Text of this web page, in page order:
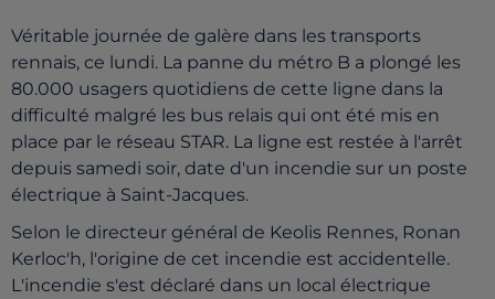
Véritable journée de galère dans les transports
rennais, ce lundi. La panne du métro B a plongé les
80.000 usagers quotidiens de cette ligne dans la
difficulté malgré les bus relais qui ont été mis en
place par le réseau STAR. La ligne est restée à l'arrêt
depuis samedi soir, date d'un incendie sur un poste
électrique à Saint-Jacques.
Selon le directeur général de Keolis Rennes, Ronan
Kerloc'h, l'origine de cet incendie est accidentelle.
L'incendie s'est déclaré dans un local électrique